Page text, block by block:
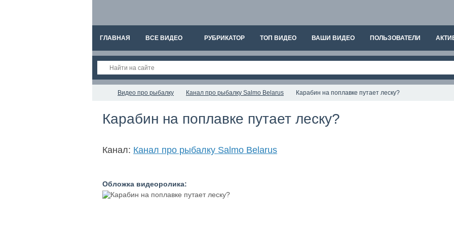
ГЛАВНАЯ ВСЕ ВИДЕО РУБРИКАТОР ТОП ВИДЕО ВАШИ ВИДЕО ПОЛЬЗОВАТЕЛИ
Видео про рыбалку Канал про рыбалку Salmo Belarus Карабин на поплавке путает леску?
Карабин на поплавке путает леску?
Канал: Канал про рыбалку Salmo Belarus
Обложка видеоролика: